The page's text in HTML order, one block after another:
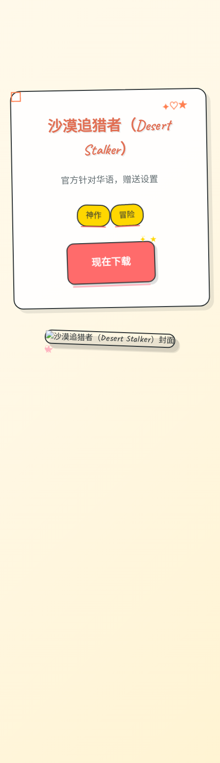
沙漠追猎者（Desert
Stalker）
✦
♡★
官方针对华语，赠送设置
神作 冒险
现在下载
✦ ★
✧
♡
★
♥